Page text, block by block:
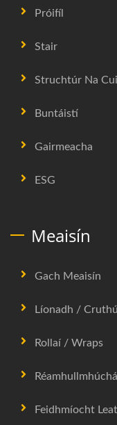
Próifíl
Stair
Struchtúr Na
Buntáistí
Gairmeacha
ESG
Meaisín
Gach Meaisín
Líonadh / Cruthú
Rollaí / Wraps
Feidhmíocht